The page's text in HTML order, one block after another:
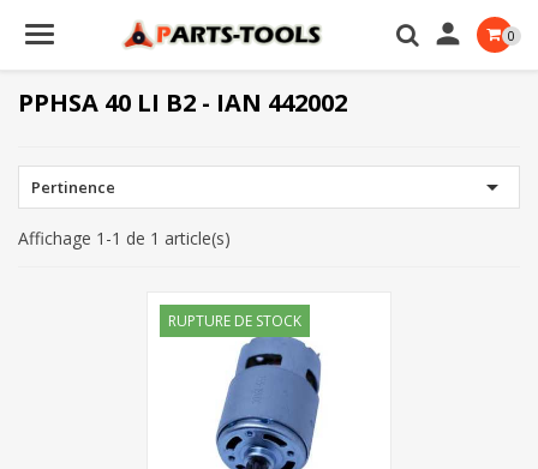
 0
PPHSA 40 LI B2 - IAN 442002
Pertinence 
Affichage 1-1 de 1 article(s)
RUPTURE DE STOCK